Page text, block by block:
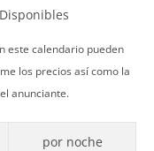
este calendario pueden
los precios así como la
anunciante.
por noche